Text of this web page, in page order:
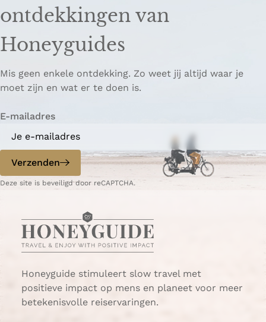
e
e
a
g
n
p
W
h
s
A
p
e
e
p
a
g
p
e
-
i
l
o
p
i
r
e
ontdekkingen van
Honeyguides
Mis geen enkele ontdekking. Zo weet jij altijd waar je
moet zijn en wat er te doen is.
E-mailadres
Verzenden
Deze site is beveiligd door reCAPTCHA.
Honeyguide stimuleert slow travel met
positieve impact op mens en planeet voor meer
betekenisvolle reiservaringen.